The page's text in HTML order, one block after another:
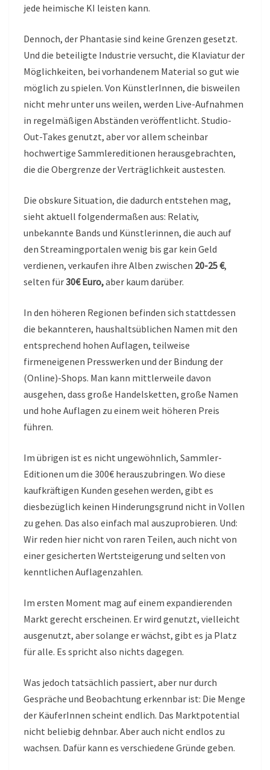
jede heimische KI leisten kann.
Dennoch, der Phantasie sind keine Grenzen gesetzt.
Und die beteiligte Industrie versucht, die Klaviatur der
Möglichkeiten, bei vorhandenem Material so gut wie
möglich zu spielen. Von KünstlerInnen, die bisweilen
nicht mehr unter uns weilen, werden Live-Aufnahmen
in regelmäßigen Abständen veröffentlicht. Studio-
Out-Takes genutzt, aber vor allem scheinbar
hochwertige Sammlereditionen herausgebrachten,
die die Obergrenze der Verträglichkeit austesten.
Die obskure Situation, die dadurch entstehen mag,
sieht aktuell folgendermaßen aus: Relativ,
unbekannte Bands und Künstlerinnen, die auch auf
den Streamingportalen wenig bis gar kein Geld
verdienen, verkaufen ihre Alben zwischen 20-25 €,
selten für30€ Euro,aber kaum darüber.
In den höheren Regionen befinden sich stattdessen
die bekannteren, haushaltsüblichen Namen mit den
entsprechend hohen Auflagen, teilweise
firmeneigenen Presswerken und der Bindung der
(Online)-Shops. Man kann mittlerweile davon
ausgehen, dass große Handelsketten, große Namen
und hohe Auflagen zu einem weit höheren Preis
führen.
Im übrigen ist es nicht ungewöhnlich, Sammler-
Editionen um die 300€ herauszubringen. Wo diese
kaufkräftigen Kunden gesehen werden, gibt es
diesbezüglich keinen Hinderungsgrund nicht in Vollen
zu gehen. Das also einfach mal auszuprobieren. Und:
Wir reden hier nicht von raren Teilen, auch nicht von
einer gesicherten Wertsteigerung und selten von
kenntlichen Auflagenzahlen.
Im ersten Moment mag auf einem expandierenden
Markt gerecht erscheinen. Er wird genutzt, vielleicht
ausgenutzt, aber solange er wächst, gibt es ja Platz
für alle. Es spricht also nichts dagegen.
Was jedoch tatsächlich passiert, aber nur durch
Gespräche und Beobachtung erkennbar ist: Die Menge
der KäuferInnen scheint endlich. Das Marktpotential
nicht beliebig dehnbar. Aber auch nicht endlos zu
wachsen. Dafür kann es verschiedene Gründe geben.